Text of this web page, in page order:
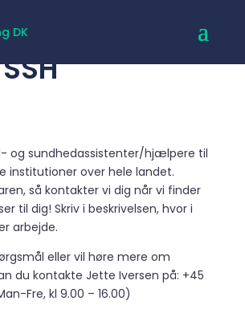
og sundhedassistenter/hjælpere til
institutioner over hele landet.
så kontakter vi dig når vi finder
til dig! Skriv i beskrivelsen, hvor i
arbejde.
eller vil høre mere om
du kontakte Jette Iversen på: +45
Fre, kl 9.00 – 16.00)